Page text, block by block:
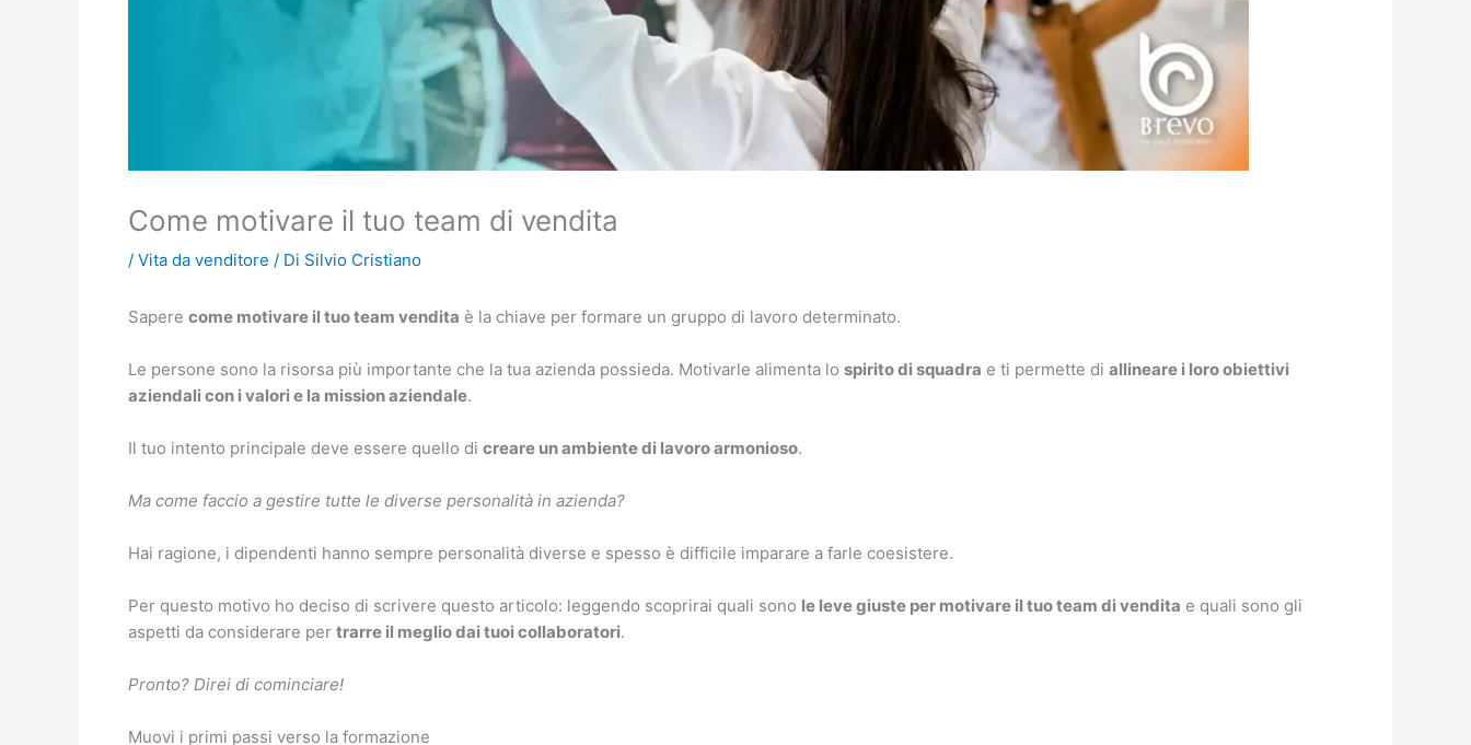
Come motivare il tuo team di vendita
/ Vita da venditore / Di Silvio Cristiano
Sapere come motivare il tuo team vendita è la chiave per formare un gruppo di lavoro determinato.
Le persone sono la risorsa più importante che la tua azienda possieda. Motivarle alimenta lo spirito di squadra e ti permette di allineare i loro obiettivi
aziendali con i valori e la mission aziendale.
Il tuo intento principale deve essere quello di creare un ambiente di lavoro armonioso.
Ma come faccio a gestire tutte le diverse personalità in azienda?
Hai ragione, i dipendenti hanno sempre personalità diverse e spesso è difficile imparare a farle coesistere.
Per questo motivo ho deciso di scrivere questo articolo: leggendo scoprirai quali sono le leve giuste per motivare il tuo team di vendita e quali sono gli
aspetti da considerare per trarre il meglio dai tuoi collaboratori.
Pronto? Direi di cominciare!
Muovi i primi passi verso la formazione